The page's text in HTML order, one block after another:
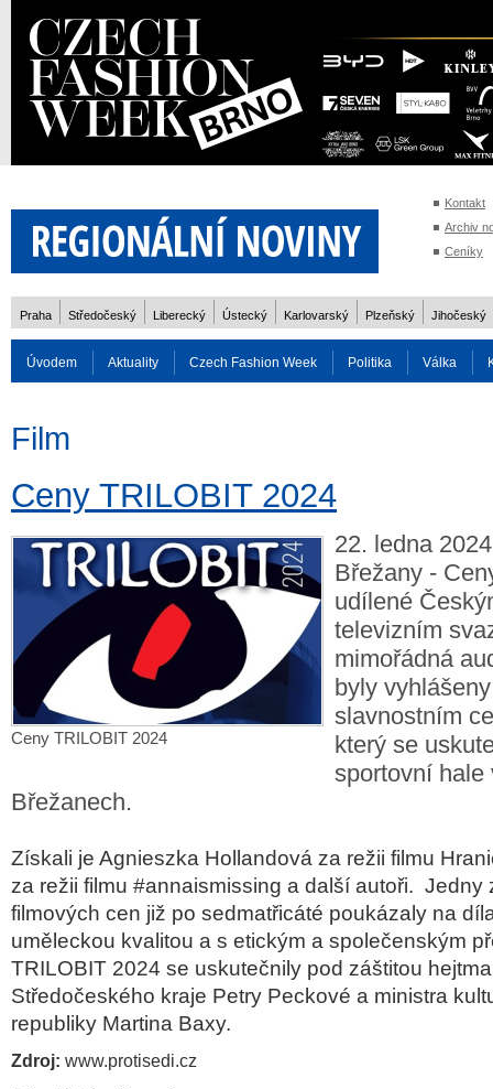
Kontakt
Archiv
Ceníky
Praha Středočeský Liberecký Ústecký Karlovarský Plzeňský Jihočeský
Úvodem Aktuality Czech Fashion Week Politika Válka
Film
Ceny TRILOBIT 2024
Ceny TRILOBIT 2024
22. ledna
Břežany -
udílené
televizním
mimořádná
byly
slavnostním
který se
sportovní hale
Břežanech.
Získali je Agnieszka Hollandová za režii filmu
za režii filmu #annaismissing a další autoři. Jedny
filmových cen již po sedmatřicáté poukázaly na
uměleckou kvalitou a s etickým a společenským
TRILOBIT 2024 se uskutečnily pod záštitou
Středočeského kraje Petry Peckové a ministra
republiky Martina Baxy.
Zdroj: www.protisedi.cz